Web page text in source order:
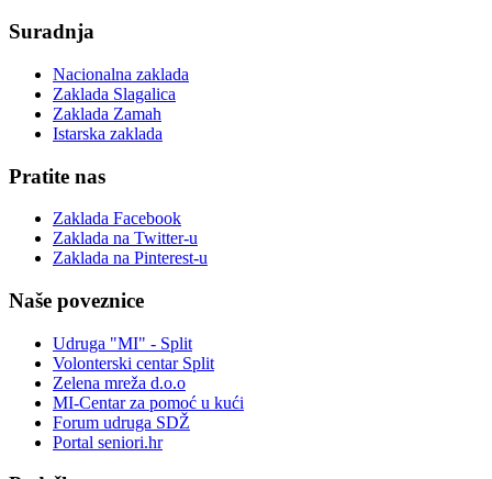
Suradnja
Nacionalna zaklada
Zaklada Slagalica
Zaklada Zamah
Istarska zaklada
Pratite nas
Zaklada Facebook
Zaklada na Twitter-u
Zaklada na Pinterest-u
Naše poveznice
Udruga "MI" - Split
Volonterski centar Split
Zelena mreža d.o.o
MI-Centar za pomoć u kući
Forum udruga SDŽ
Portal seniori.hr